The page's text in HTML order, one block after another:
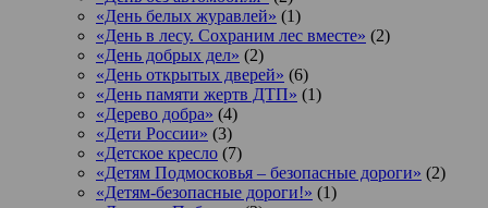
«День белых журавлей» (1)
«День в лесу. Сохраним лес вместе» (2)
«День добрых дел» (2)
«День открытых дверей» (6)
«День памяти жертв ДТП» (1)
«Дерево добра» (4)
«Дети России» (3)
«Детское кресло (7)
«Детям Подмосковья – безопасные дороги» (2)
«Детям-безопасные дороги!» (1)